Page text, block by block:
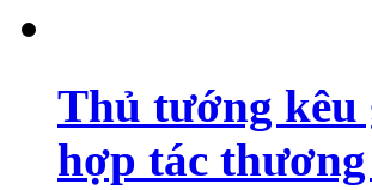
Thủ tướng kêu
hợp tác